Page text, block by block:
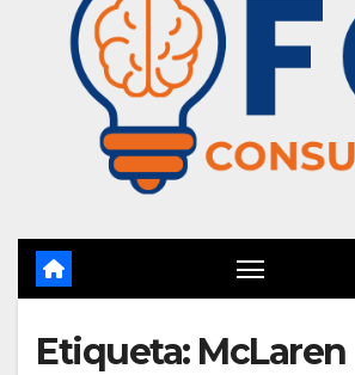
Etiqueta: McLaren